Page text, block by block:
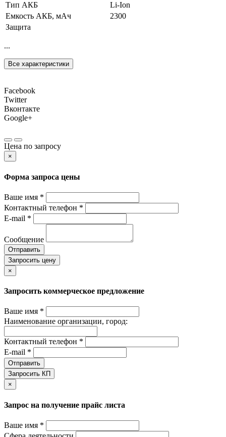
Тип АКБ
Li-Ion
Емкость АКБ, мАч
2300
Защита
...
Все характеристики
Facebook
Twitter
Вконтакте
Google+
Цена по запросу
×
Форма запроса цены
Ваше имя *
Контактный телефон *
E-mail *
Сообщение
Отправить
Запросить цену
×
Запросить коммерческое предложение
Ваше имя *
Наименование организации, город:
Контактный телефон *
E-mail *
Отправить
Запросить КП
×
Запрос на получение прайс листа
Ваше имя *